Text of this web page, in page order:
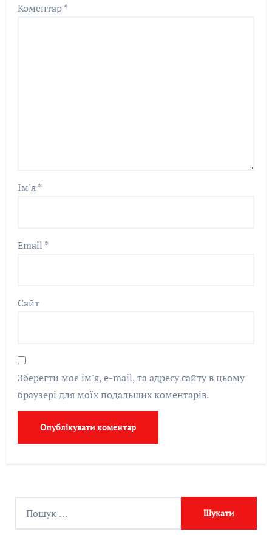
Коментар*
Ім'я*
Email *
Сайт
Зберегти моє ім'я, e-mail, та адресу сайту в цьому
браузері для моїх подальших коментарів.